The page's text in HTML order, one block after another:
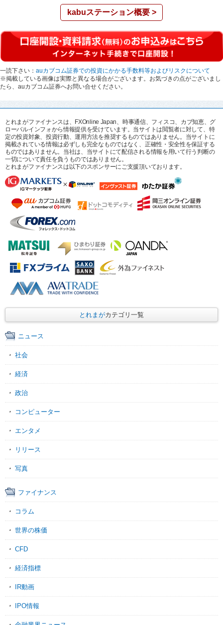
kabuステーション概要 >
一読下さい： auカブコム証券での投資にかかる手数料等およびリスクについて
※掲載している画像は実際と異なる場合がございます。お気づきの点がございまし
たら、auカブコム証券へお問い合せください。
とれまがファイナンスは、FXOnline Japan、時事通信、フィスコ、カブ知恵、グ
ローバルインフォから情報提供を受けています。当サイトは閲覧者に対して、特
定の投資対象、投資行動、運用方法を推奨するものではありません。当サイトに
掲載されている情報は必ずしも完全なものではなく、正確性・安全性を保証する
ものではありません。当社は、当サイトにて配信される情報を用いて行う判断の
一切について責任を負うものではありません。
とれまがファイナンスは以下のスポンサーにご支援頂いております。
とれまがカテゴリ一覧
ニュース
社会
経済
政治
コンピューター
エンタメ
リリース
写真
ファイナンス
コラム
世界の株価
CFD
経済指標
IR動画
IPO情報